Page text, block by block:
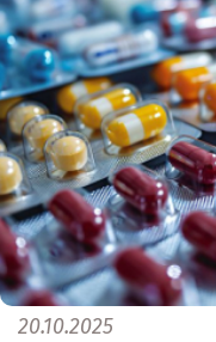
20.10.2025